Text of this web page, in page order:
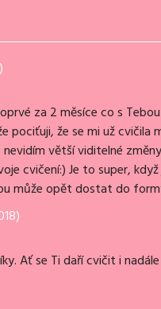
za 2 měsíce co s
pociťuji, že se mi už cvičila
větší viditelné
cvičení:) Je to super,
může opět dostat do
Ať se Ti daří cvičit i